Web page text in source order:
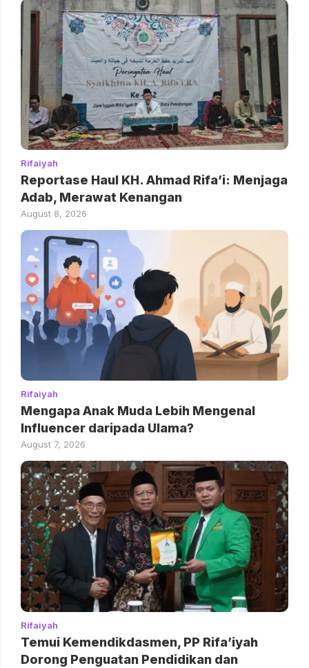
Rifaiyah
Reportase Haul KH. Ahmad Rifa’i: Menjaga
Adab, Merawat Kenangan
August 8, 2026
Rifaiyah
Mengapa Anak Muda Lebih Mengenal
Influencer daripada Ulama?
August 7, 2026
Rifaiyah
Temui Kemendikdasmen, PP Rifa’iyah
Dorong Penguatan Pendidikan dan